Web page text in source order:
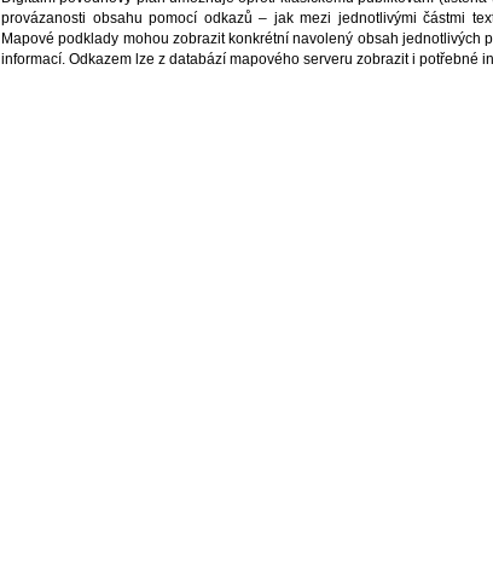
provázanosti obsahu pomocí odkazů – jak mezi jednotlivými částmi
Mapové podklady mohou zobrazit konkrétní navolený obsah jednotlivých
informací. Odkazem lze z databází mapového serveru zobrazit i potřebné